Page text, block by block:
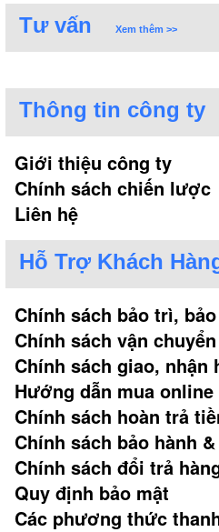
Tư vấn Xem thêm >>
Thông tin công ty
Giới thiệu công ty
Chính sách chiến lược
Liên hệ
Hỗ Trợ Khách
Chính sách bảo trì,
Chính sách vận chuyển
Chính sách giao,
Hướng dẫn mua online
Chính sách hoàn trả
Chính sách bảo hành
Chính sách đổi trả
Quy định bảo mật
Các phương thức